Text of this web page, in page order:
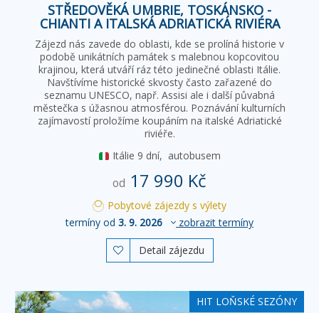
STŘEDOVĚKÁ UMBRIE, TOSKÁNSKO -
CHIANTI A ITALSKÁ ADRIATICKÁ RIVIÉRA
Zájezd nás zavede do oblasti, kde se prolíná historie v
podobě unikátních památek s malebnou kopcovitou
krajinou, která utváří ráz této jedinečné oblasti Itálie.
Navštívíme historické skvosty často zařazené do
seznamu UNESCO, např. Assisi ale i další půvabná
městečka s úžasnou atmosférou. Poznávání kulturních
zajímavostí proložíme koupáním na italské Adriatické
riviéře.
Itálie 9 dní, autobusem
od 17 990 Kč
Pobytové zájezdy s výlety
termíny od 3. 9. 2026 zobrazit termíny
 Detail zájezdu
HIT LOŇSKÉ SEZÓNY